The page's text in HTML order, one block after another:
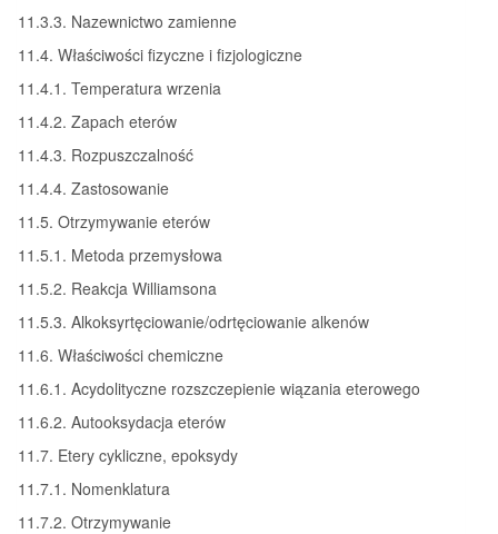
11.3.3. Nazewnictwo zamienne
11.4. Właściwości fizyczne i fizjologiczne
11.4.1. Temperatura wrzenia
11.4.2. Zapach eterów
11.4.3. Rozpuszczalność
11.4.4. Zastosowanie
11.5. Otrzymywanie eterów
11.5.1. Metoda przemysłowa
11.5.2. Reakcja Williamsona
11.5.3. Alkoksyrtęciowanie/odrtęciowanie alkenów
11.6. Właściwości chemiczne
11.6.1. Acydolityczne rozszczepienie wiązania eterowego
11.6.2. Autooksydacja eterów
11.7. Etery cykliczne, epoksydy
11.7.1. Nomenklatura
11.7.2. Otrzymywanie